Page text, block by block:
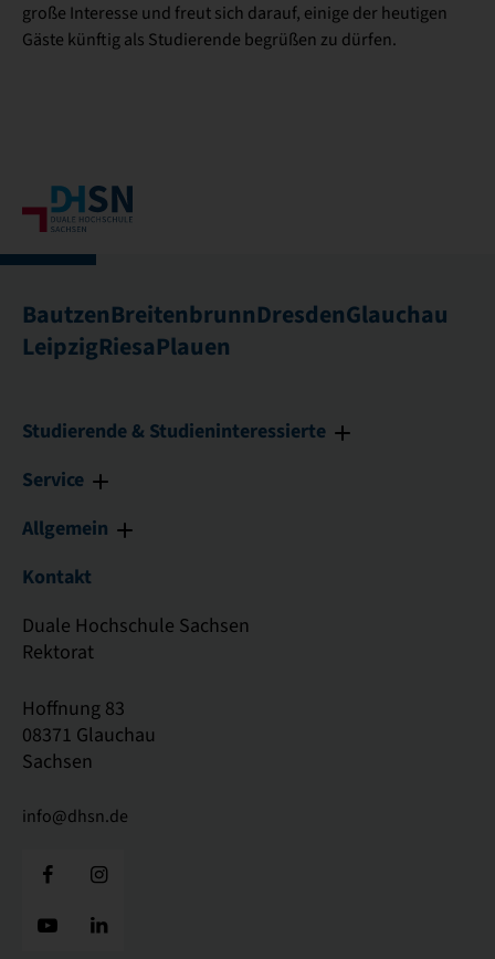
große Interesse und freut sich darauf, einige der heutigen
Gäste künftig als Studierende begrüßen zu dürfen.
BautzenBreitenbrunnDresdenGlauchau
LeipzigRiesaPlauen
Studierende & Studieninteressierte
Service
Allgemein
Kontakt
Duale Hochschule Sachsen
Rektorat
Hoffnung 83
08371 Glauchau
Sachsen
info@dhsn.de